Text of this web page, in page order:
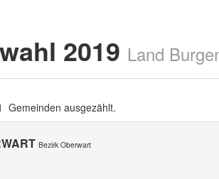
2019 Land
Gemeinden ausgezählt.
Bezirk Oberwart